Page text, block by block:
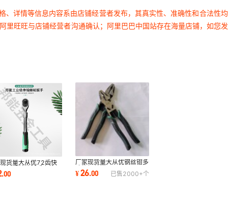
详情等信息内容系由店铺经营者发布，其真实性、准确性和合法性
旺旺与店铺经营者沟通确认；阿里巴巴中国站存在海量店铺，如您
货量大从优72齿快
扳手棘轮扳手套筒工
套装
.00
厂家现货量大从优钢丝钳多
功能钢丝钳
¥26.00 已售2000+个